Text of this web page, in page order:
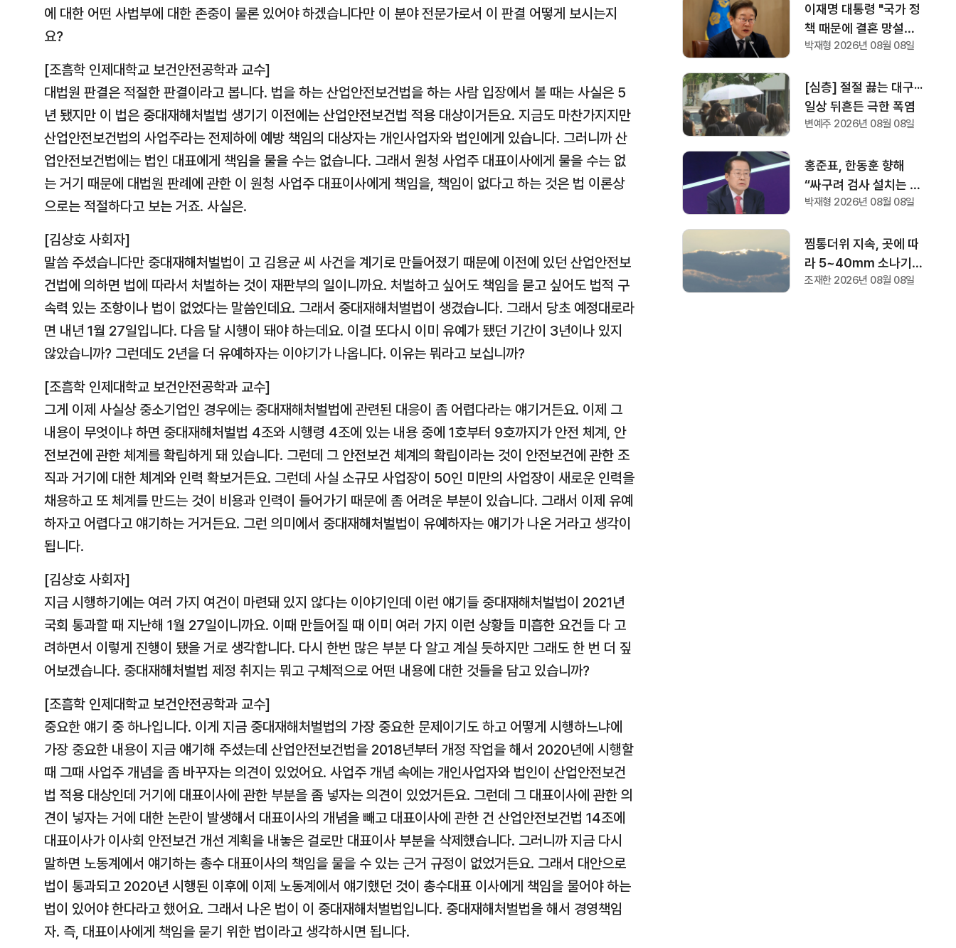
에 대한 어떤 사법부에 대한 존중이 물론 있어야 하겠습니다만 이 분야 전문가로서 이 판결 어떻게 보시는지
요?
[조흠학 인제대학교 보건안전공학과 교수]
대법원 판결은 적절한 판결이라고 봅니다. 법을 하는 산업안전보건법을 하는 사람 입장에서 볼 때는 사실은 5
년 됐지만 이 법은 중대재해처벌법 생기기 이전에는 산업안전보건법 적용 대상이거든요. 지금도 마찬가지지만
산업안전보건법의 사업주라는 전제하에 예방 책임의 대상자는 개인사업자와 법인에게 있습니다. 그러니까 산
업안전보건법에는 법인 대표에게 책임을 물을 수는 없습니다. 그래서 원청 사업주 대표이사에게 물을 수는 없
는 거기 때문에 대법원 판례에 관한 이 원청 사업주 대표이사에게 책임을, 책임이 없다고 하는 것은 법 이론상
으로는 적절하다고 보는 거죠. 사실은.
[김상호 사회자]
말씀 주셨습니다만 중대재해처벌법이 고 김용균 씨 사건을 계기로 만들어졌기 때문에 이전에 있던 산업안전보
건법에 의하면 법에 따라서 처벌하는 것이 재판부의 일이니까요. 처벌하고 싶어도 책임을 묻고 싶어도 법적 구
속력 있는 조항이나 법이 없었다는 말씀인데요. 그래서 중대재해처벌법이 생겼습니다. 그래서 당초 예정대로라
면 내년 1월 27일입니다. 다음 달 시행이 돼야 하는데요. 이걸 또다시 이미 유예가 됐던 기간이 3년이나 있지
않았습니까? 그런데도 2년을 더 유예하자는 이야기가 나옵니다. 이유는 뭐라고 보십니까?
[조흠학 인제대학교 보건안전공학과 교수]
그게 이제 사실상 중소기업인 경우에는 중대재해처벌법에 관련된 대응이 좀 어렵다라는 얘기거든요. 이제 그
내용이 무엇이냐 하면 중대재해처벌법 4조와 시행령 4조에 있는 내용 중에 1호부터 9호까지가 안전 체계, 안
전보건에 관한 체계를 확립하게 돼 있습니다. 그런데 그 안전보건 체계의 확립이라는 것이 안전보건에 관한 조
직과 거기에 대한 체계와 인력 확보거든요. 그런데 사실 소규모 사업장이 50인 미만의 사업장이 새로운 인력을
채용하고 또 체계를 만드는 것이 비용과 인력이 들어가기 때문에 좀 어려운 부분이 있습니다. 그래서 이제 유예
하자고 어렵다고 얘기하는 거거든요. 그런 의미에서 중대재해처벌법이 유예하자는 얘기가 나온 거라고 생각이
됩니다.
[김상호 사회자]
지금 시행하기에는 여러 가지 여건이 마련돼 있지 않다는 이야기인데 이런 얘기들 중대재해처벌법이 2021년
국회 통과할 때 지난해 1월 27일이니까요. 이때 만들어질 때 이미 여러 가지 이런 상황들 미흡한 요건들 다 고
려하면서 이렇게 진행이 됐을 거로 생각합니다. 다시 한번 많은 부분 다 알고 계실 듯하지만 그래도 한 번 더 짚
어보겠습니다. 중대재해처벌법 제정 취지는 뭐고 구체적으로 어떤 내용에 대한 것들을 담고 있습니까?
[조흠학 인제대학교 보건안전공학과 교수]
중요한 얘기 중 하나입니다. 이게 지금 중대재해처벌법의 가장 중요한 문제이기도 하고 어떻게 시행하느냐에
가장 중요한 내용이 지금 얘기해 주셨는데 산업안전보건법을 2018년부터 개정 작업을 해서 2020년에 시행할
때 그때 사업주 개념을 좀 바꾸자는 의견이 있었어요. 사업주 개념 속에는 개인사업자와 법인이 산업안전보건
법 적용 대상인데 거기에 대표이사에 관한 부분을 좀 넣자는 의견이 있었거든요. 그런데 그 대표이사에 관한 의
견이 넣자는 거에 대한 논란이 발생해서 대표이사의 개념을 빼고 대표이사에 관한 건 산업안전보건법 14조에
대표이사가 이사회 안전보건 개선 계획을 내놓은 걸로만 대표이사 부분을 삭제했습니다. 그러니까 지금 다시
말하면 노동계에서 얘기하는 총수 대표이사의 책임을 물을 수 있는 근거 규정이 없었거든요. 그래서 대안으로
법이 통과되고 2020년 시행된 이후에 이제 노동계에서 얘기했던 것이 총수대표 이사에게 책임을 물어야 하는
법이 있어야 한다라고 했어요. 그래서 나온 법이 이 중대재해처벌법입니다. 중대재해처벌법을 해서 경영책임
자. 즉, 대표이사에게 책임을 묻기 위한 법이라고 생각하시면 됩니다.
이재명 대통령 "국가 정
책 때문에 결혼 망설이
는 일은 결코 없어
상 불이익 면밀히 조사
지시
박재형 2026년 08월 08일
[심층] 절절 끓는 대구···
일상 뒤흔든 극한 폭염
변예주 2026년 08월 08일
홍준표, 한동훈 향해
“싸구려 검사 설치는 세
상 되어선 안돼” "검찰
한 원흉"
박재형 2026년 08월 08일
찜통더위 지속, 곳에 따
라 5~40mm 소나기
예상
조재한 2026년 08월 08일